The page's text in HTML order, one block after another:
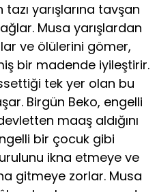
yarışlarına tavşan
Musa yarışlardan
ve ölülerini gömer,
bir madende iyileştirir.
tek yer olan bu
Birgün Beko, engelli
maaş aldığını
bir çocuk gibi
ikna etmeye ve
gitmeye zorlar. Musa